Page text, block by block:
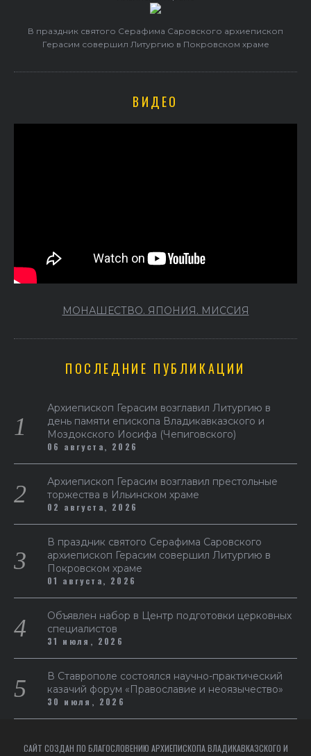
В праздник святого Серафима Саровского архиепископ
Герасим совершил Литургию в Покровском храме
ВИДЕО
МОНАШЕСТВО. ЯПОНИЯ. МИССИЯ
ПОСЛЕДНИЕ ПУБЛИКАЦИИ
Архиепископ Герасим возглавил Литургию в
день памяти епископа Владикавказского и
Моздокского Иосифа (Чепиговского)
06 августа, 2026
Архиепископ Герасим возглавил престольные
торжества в Ильинском храме
02 августа, 2026
В праздник святого Серафима Саровского
архиепископ Герасим совершил Литургию в
Покровском храме
01 августа, 2026
Объявлен набор в Центр подготовки церковных
специалистов
31 июля, 2026
В Ставрополе состоялся научно-практический
казачий форум «Православие и неоязычество»
30 июля, 2026
САЙТ СОЗДАН ПО БЛАГОСЛОВЕНИЮ АРХИЕПИСКОПА ВЛАДИКАВКАЗСКОГО И